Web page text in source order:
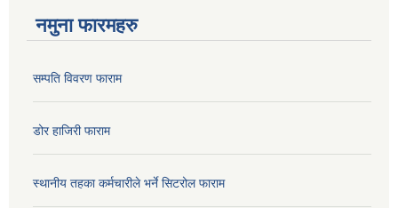
नमुना फारमहरु
सम्पति विवरण फाराम
डोर हाजिरी फाराम
स्थानीय तहका कर्मचारीले भर्ने सिटरोल फाराम